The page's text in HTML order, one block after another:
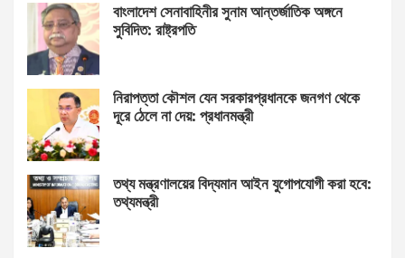
বাংলাদেশ সেনাবাহিনীর সুনাম আন্তর্জাতিক অঙ্গনে
সুবিদিত: রাষ্ট্রপতি
নিরাপত্তা কৌশল যেন সরকারপ্রধানকে জনগণ থেকে
দূরে ঠেলে না দেয়: প্রধানমন্ত্রী
তথ্য মন্ত্রণালয়ের বিদ্যমান আইন যুগোপযোগী করা হবে:
তথ্যমন্ত্রী